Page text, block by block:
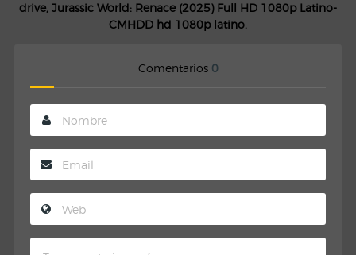
drive, Jurassic World: Renace (2025) Full HD 1080p Latino-
CMHDD hd 1080p latino.
Comentarios 0